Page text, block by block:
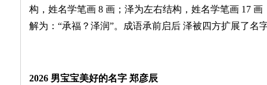
构，姓名学笔画 8 画；泽为左右结构，姓名学笔画 17
解为：“承福？泽润”。成语承前启后 泽被四方扩展了名
2026 男宝宝美好的名字 郑彦辰